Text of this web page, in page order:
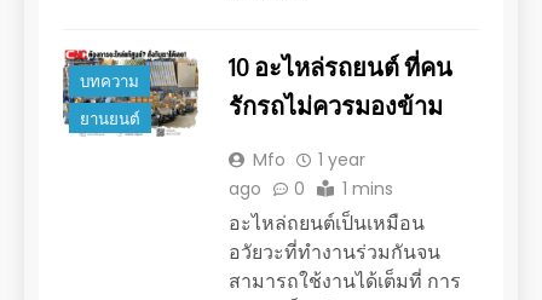
บทความ
ยานยนต์
10 อะไหล่รถยนต์ ที่คน
รักรถไม่ควรมองข้าม
Mfo
1 year
ago
0 1 mins
อะไหล่ถยนต์เป็นเหมือน
อวัยวะที่ทำงานร่วมกันจน
สามารถใช้งานได้เต็มที่ การ